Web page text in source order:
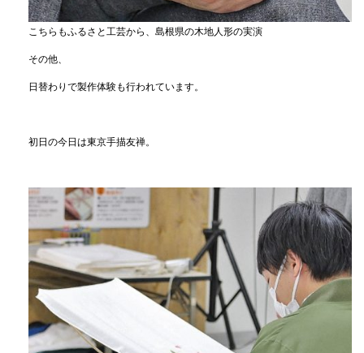
こちらもふるさと工芸から、島根県の木地人形の実演
その他、
日替わりで製作体験も行われています。
初日の今日は東京手描友禅。